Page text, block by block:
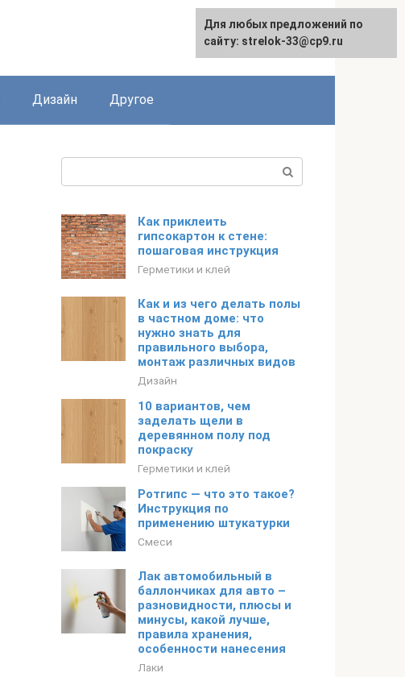
Дизайн Другое
Как приклеить
гипсокартон к стене:
пошаговая инструкция
Герметики и клей
Как и из чего делать полы
в частном доме: что
нужно знать для
правильного выбора,
монтаж различных видов
Дизайн
10 вариантов, чем
заделать щели в
деревянном полу под
покраску
Герметики и клей
Ротгипс — что это такое?
Инструкция по
применению штукатурки
Смеси
Лак автомобильный в
баллончиках для авто –
разновидности, плюсы и
минусы, какой лучше,
правила хранения,
особенности нанесения
Лаки
Для любых предложений по
сайту: strelok-33@cp9.ru
Для любых предложений по
сайту: strelok-33@cp9.ru